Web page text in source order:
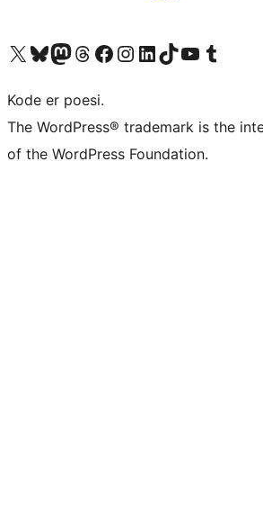
Besøk vår konto på X Visit our Bluesky account
Besøk vår Mastodon-konto
Visit our Threads account
Besøk vår Facebook-sideBesøk vår Instagram-konto
Besøk vår LinkedIn-konto
Visit our TikTok account
Visit our YouTube channel
Visit our Tumblr
Kode er poesi.
The WordPress® trademark is the
of the WordPress Foundation.